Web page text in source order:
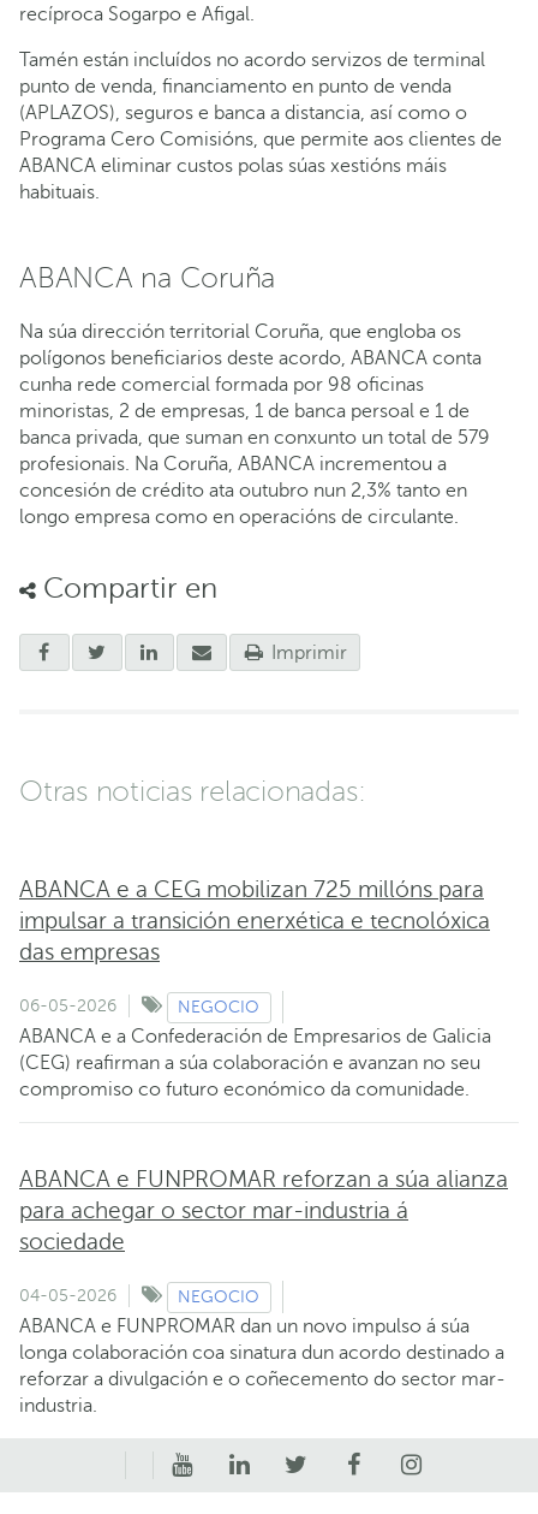
recíproca Sogarpo e Afigal.
Tamén están incluídos no acordo servizos de terminal
punto de venda, financiamento en punto de venda
(APLAZOS), seguros e banca a distancia, así como o
Programa Cero Comisións, que permite aos clientes de
ABANCA eliminar custos polas súas xestións máis
habituais.
ABANCA na Coruña
Na súa dirección territorial Coruña, que engloba os
polígonos beneficiarios deste acordo, ABANCA conta
cunha rede comercial formada por 98 oficinas
minoristas, 2 de empresas, 1 de banca persoal e 1 de
banca privada, que suman en conxunto un total de 579
profesionais. Na Coruña, ABANCA incrementou a
concesión de crédito ata outubro nun 2,3% tanto en
longo empresa como en operacións de circulante.
Compartir en
Imprimir
Otras noticias relacionadas:
ABANCA e a CEG mobilizan 725 millóns para
impulsar a transición enerxética e tecnolóxica
das empresas
06-05-2026 NEGOCIO
ABANCA e a Confederación de Empresarios de Galicia
(CEG) reafirman a súa colaboración e avanzan no seu
compromiso co futuro económico da comunidade.
ABANCA e FUNPROMAR reforzan a súa alianza
para achegar o sector mar-industria á
sociedade
04-05-2026 NEGOCIO
ABANCA e FUNPROMAR dan un novo impulso á súa
longa colaboración coa sinatura dun acordo destinado a
reforzar a divulgación e o coñecemento do sector mar-
industria.